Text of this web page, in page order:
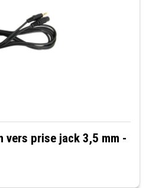
vers prise jack 3,5 mm -